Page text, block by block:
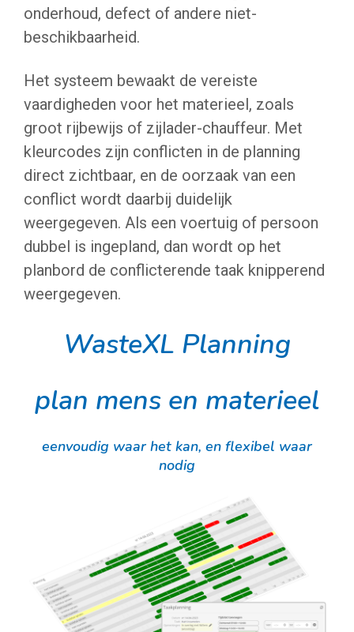
onderhoud, defect of andere niet-
beschikbaarheid.
Het systeem bewaakt de vereiste
vaardigheden voor het materieel, zoals
groot rijbewijs of zijlader-chauffeur. Met
kleurcodes zijn conflicten in de planning
direct zichtbaar, en de oorzaak van een
conflict wordt daarbij duidelijk
weergegeven. Als een voertuig of persoon
dubbel is ingepland, dan wordt op het
planbord de conflicterende taak knipperend
weergegeven.
WasteXL Planning
plan mens en materieel
eenvoudig waar het kan, en flexibel waar
nodig